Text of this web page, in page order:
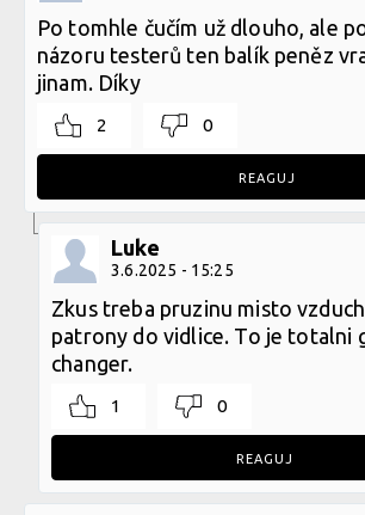
Po tomhle čučím už dlouho, ale
názoru testerů ten balík peněz
jinam. Díky
2 0
REAGUJ
Luke
3.6.2025 - 15:25
Zkus treba pruzinu misto
patrony do vidlice. To je totalni
changer.
1 0
REAGUJ